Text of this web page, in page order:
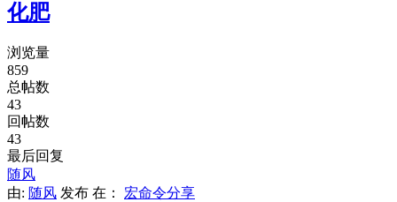
化肥
浏览量
859
总帖数
43
回帖数
43
最后回复
随风
由: 随风 发布 在： 宏命令分享